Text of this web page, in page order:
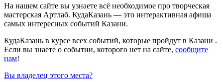
На нашем сайте вы узнаете всё необходимое про творческая
мастерская Артлаб. КудаКазань — это интерактивная афиша
самых интересных событий Казани.
КудаКазань в курсе всех событий, которые пройдут в Казани .
Если вы знаете о событии, которого нет на сайте, сообщите
нам!
Вы владелец этого места?